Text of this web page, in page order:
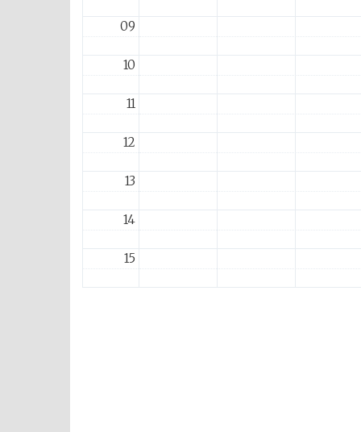
09
10
11
12
13
14
15